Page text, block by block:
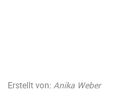
Erstellt von: Anika Weber